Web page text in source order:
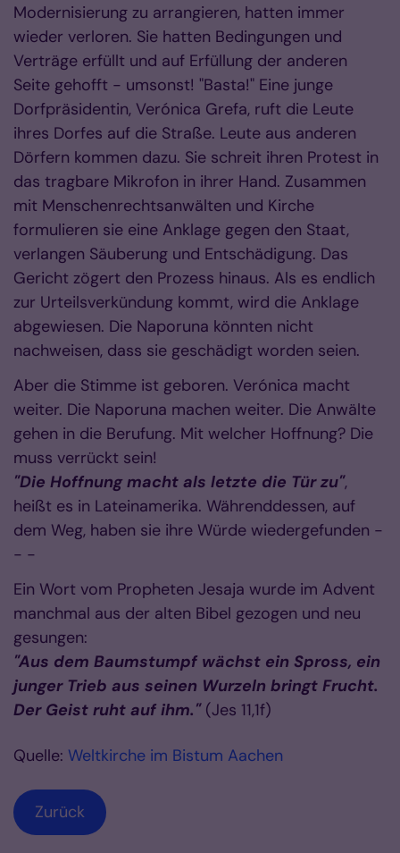
Modernisierung zu arrangieren, hatten immer
wieder verloren. Sie hatten Bedingungen und
Verträge erfüllt und auf Erfüllung der anderen
Seite gehofft - umsonst! "Basta!" Eine junge
Dorfpräsidentin, Verónica Grefa, ruft die Leute
ihres Dorfes auf die Straße. Leute aus anderen
Dörfern kommen dazu. Sie schreit ihren Protest in
das tragbare Mikrofon in ihrer Hand. Zusammen
mit Menschenrechtsanwälten und Kirche
formulieren sie eine Anklage gegen den Staat,
verlangen Säuberung und Entschädigung. Das
Gericht zögert den Prozess hinaus. Als es endlich
zur Urteilsverkündung kommt, wird die Anklage
abgewiesen. Die Naporuna könnten nicht
nachweisen, dass sie geschädigt worden seien.
Aber die Stimme ist geboren. Verónica macht
weiter. Die Naporuna machen weiter. Die Anwälte
gehen in die Berufung. Mit welcher Hoffnung? Die
muss verrückt sein!
"Die Hoffnung macht als letzte die Tür zu",
heißt es in Lateinamerika. Währenddessen, auf
dem Weg, haben sie ihre Würde wiedergefunden -
- -
Ein Wort vom Propheten Jesaja wurde im Advent
manchmal aus der alten Bibel gezogen und neu
gesungen:
"Aus dem Baumstumpf wächst ein Spross, ein
junger Trieb aus seinen Wurzeln bringt Frucht.
Der Geist ruht auf ihm."(Jes 11,1f)
Quelle: Weltkirche im Bistum Aachen
Zurück